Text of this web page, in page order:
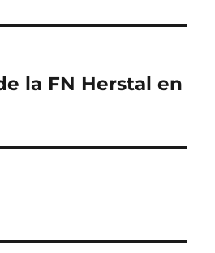
la FN Herstal en